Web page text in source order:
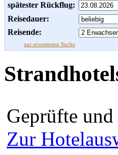
spätester Rückflug:
Reisedauer:
Reisende:
zur erweiterten Suche
Geprüfte
Zur